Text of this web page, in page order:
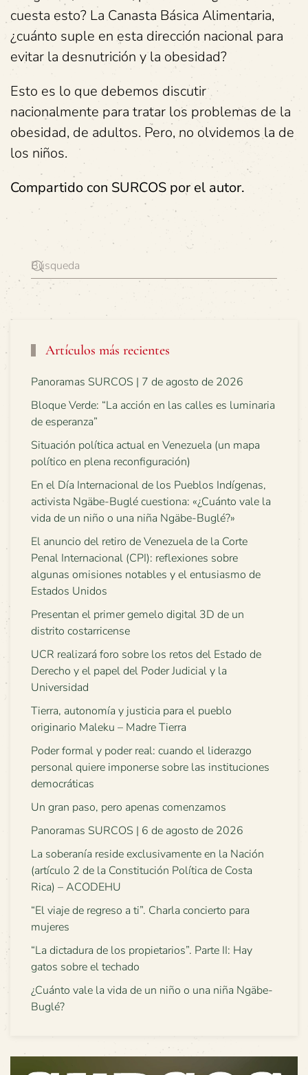
cuesta esto? La Canasta Básica Alimentaria,
¿cuánto suple en esta dirección nacional para
evitar la desnutrición y la obesidad?
Esto es lo que debemos discutir
nacionalmente para tratar los problemas de la
obesidad, de adultos. Pero, no olvidemos la de
los niños.
Compartido con SURCOS por el autor.
Artículos más recientes
Panoramas SURCOS | 7 de agosto de 2026
Bloque Verde: “La acción en las calles es luminaria
de esperanza”
Situación política actual en Venezuela (un mapa
político en plena reconfiguración)
En el Día Internacional de los Pueblos Indígenas,
activista Ngäbe-Buglé cuestiona: «¿Cuánto vale la
vida de un niño o una niña Ngäbe-Buglé?»
El anuncio del retiro de Venezuela de la Corte
Penal Internacional (CPI): reflexiones sobre
algunas omisiones notables y el entusiasmo de
Estados Unidos
Presentan el primer gemelo digital 3D de un
distrito costarricense
UCR realizará foro sobre los retos del Estado de
Derecho y el papel del Poder Judicial y la
Universidad
Tierra, autonomía y justicia para el pueblo
originario Maleku – Madre Tierra
Poder formal y poder real: cuando el liderazgo
personal quiere imponerse sobre las instituciones
democráticas
Un gran paso, pero apenas comenzamos
Panoramas SURCOS | 6 de agosto de 2026
La soberanía reside exclusivamente en la Nación
(artículo 2 de la Constitución Política de Costa
Rica) – ACODEHU
“El viaje de regreso a ti”. Charla concierto para
mujeres
“La dictadura de los propietarios”. Parte II: Hay
gatos sobre el techado
¿Cuánto vale la vida de un niño o una niña Ngäbe-
Buglé?